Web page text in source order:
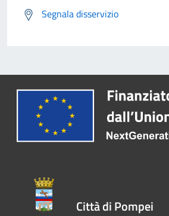
Segnala disservizio
Città di Pompei